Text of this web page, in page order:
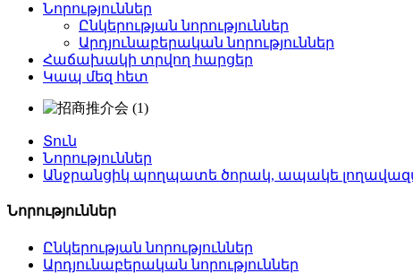
Նորություններ
Ընկերության նորություններ
Արդյունաբերական նորություններ
Հաճախակի տրվող հարցեր
Կապ մեզ հետ
Տուն
Նորություններ
Անջրանցիկ պողպատե ծորակ, ապակե
Նորություններ
Ընկերության նորություններ
Արդյունաբերական նորություններ